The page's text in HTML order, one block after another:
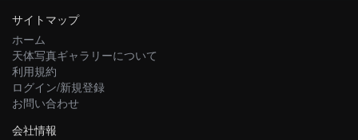
サイトマップ
ホーム
天体写真ギャラリーについて
利用規約
ログイン/新規登録
お問い合わせ
会社情報